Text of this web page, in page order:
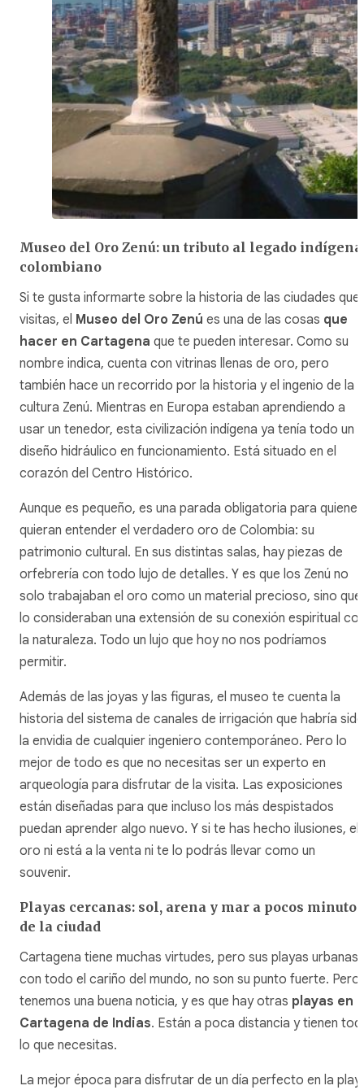
Museo del Oro Zenú: un tributo al legado indígena
colombiano
Si te gusta informarte sobre la historia de las ciudades que
visitas, el Museo del Oro Zenú es una de las cosas que
hacer en Cartagena que te pueden interesar. Como su
nombre indica, cuenta con vitrinas llenas de oro, pero
también hace un recorrido por la historia y el ingenio de la
cultura Zenú. Mientras en Europa estaban aprendiendo a
usar un tenedor, esta civilización indígena ya tenía todo un
diseño hidráulico en funcionamiento. Está situado en el
corazón del Centro Histórico.
Aunque es pequeño, es una parada obligatoria para quienes
quieran entender el verdadero oro de Colombia: su
patrimonio cultural. En sus distintas salas, hay piezas de
orfebrería con todo lujo de detalles. Y es que los Zenú no
solo trabajaban el oro como un material precioso, sino que
lo consideraban una extensión de su conexión espiritual
la naturaleza. Todo un lujo que hoy no nos podríamos
permitir.
Además de las joyas y las figuras, el museo te cuenta la
historia del sistema de canales de irrigación que habría sido
la envidia de cualquier ingeniero contemporáneo. Pero lo
mejor de todo es que no necesitas ser un experto en
arqueología para disfrutar de la visita. Las exposiciones
están diseñadas para que incluso los más despistados
puedan aprender algo nuevo. Y si te has hecho ilusiones, el
oro ni está a la venta ni te lo podrás llevar como un
souvenir.
Playas cercanas: sol, arena y mar a pocos minutos
de la ciudad
Cartagena tiene muchas virtudes, pero sus playas urbanas,
con todo el cariño del mundo, no son su punto fuerte. Pero
tenemos una buena noticia, y es que hay otras playas en
Cartagena de Indias. Están a poca distancia y tienen
lo que necesitas.
La mejor época para disfrutar de un día perfecto en la